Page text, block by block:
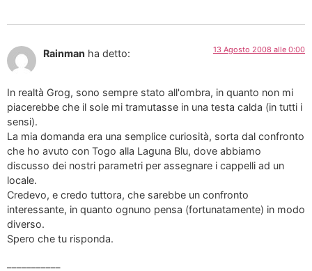
Rainman ha detto: 13 Agosto 2008 alle 0:00
In realtà Grog, sono sempre stato all'ombra, in quanto non mi
piacerebbe che il sole mi tramutasse in una testa calda (in tutti i
sensi).
La mia domanda era una semplice curiosità, sorta dal confronto
che ho avuto con Togo alla Laguna Blu, dove abbiamo
discusso dei nostri parametri per assegnare i cappelli ad un
locale.
Credevo, e credo tuttora, che sarebbe un confronto
interessante, in quanto ognuno pensa (fortunatamente) in modo
diverso.
Spero che tu risponda.